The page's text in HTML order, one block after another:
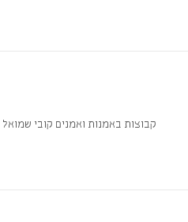
קבוצות באמנות ואמנים קובי שמואל קבוצת אופקים חדשים נוסדה